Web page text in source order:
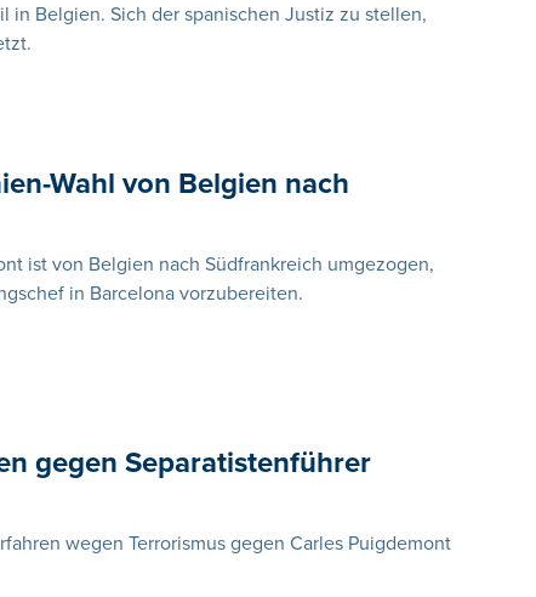
in Belgien. Sich der spanischen Justiz zu stellen,
Wahl von Belgien nach
ist von Belgien nach Südfrankreich umgezogen,
in Barcelona vorzubereiten.
gegen Separatistenführer
wegen Terrorismus gegen Carles Puigdemont